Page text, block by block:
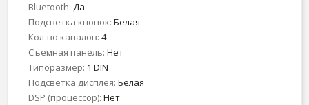
Bluetooth: Да
Подсветка кнопок: Белая
Кол-во каналов: 4
Съемная панель: Нет
Типоразмер: 1 DIN
Подсветка дисплея: Белая
DSP (процессор): Нет